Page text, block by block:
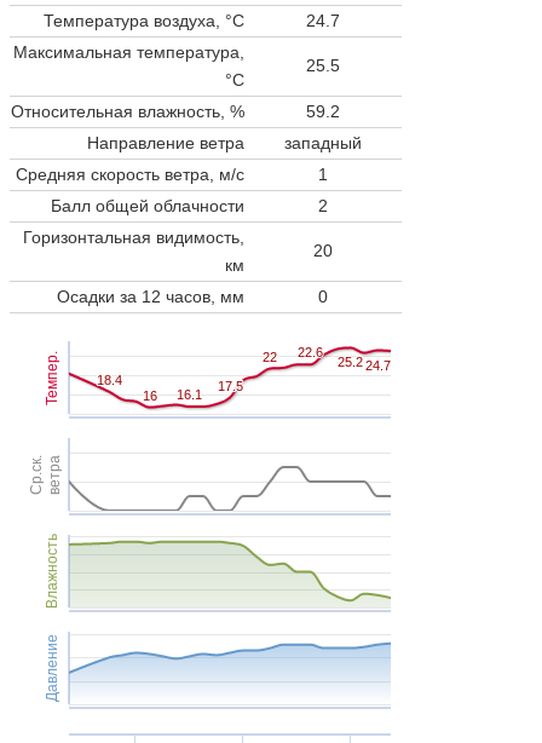
Температура воздуха, °C
24.7
Максимальная температура,
°C
25.5
Относительная влажность, %
59.2
Направление ветра
западный
Средняя скорость ветра, м/с
1
Балл общей облачности
2
Горизонтальная видимость,
км
20
Осадки за 12 часов, мм 0
Темпер.
Ср.ск.ветра
Влажность
Давление
18.4
18.4
16
16 16.1
16.1
17.5
17.5
22
22 22.6
22.6
25.2
25.2 24.7
24.7